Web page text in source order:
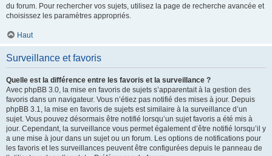
du forum. Pour rechercher vos sujets, utilisez la page de recherche avancée et
choisissez les paramètres appropriés.
Haut
Surveillance et favoris
Quelle est la différence entre les favoris et la surveillance ?
Avec phpBB 3.0, la mise en favoris de sujets s’apparentait à la gestion des
favoris dans un navigateur. Vous n’étiez pas notifié des mises à jour. Depuis
phpBB 3.1, la mise en favoris de sujets est similaire à la surveillance d’un
sujet. Vous pouvez désormais être notifié lorsqu’un sujet favoris a été mis à
jour. Cependant, la surveillance vous permet également d’être notifié lorsqu’il y
a une mise à jour dans un sujet ou un forum. Les options de notifications pour
les favoris et les surveillances peuvent être configurées depuis le panneau de